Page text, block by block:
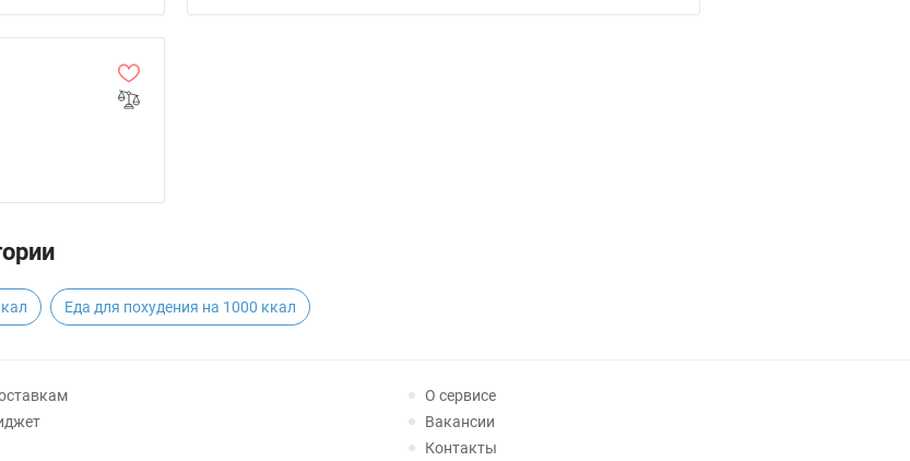
Еда для похудения на 1000 ккал
О сервисе
Вакансии
Контакты